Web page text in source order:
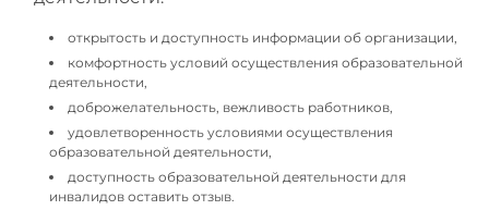
открытость и доступность информации об организации,
комфортность условий осуществления образовательной
деятельности,
доброжелательность, вежливость работников,
удовлетворенность условиями осуществления
образовательной деятельности,
доступность образовательной деятельности для
инвалидов оставить отзыв.